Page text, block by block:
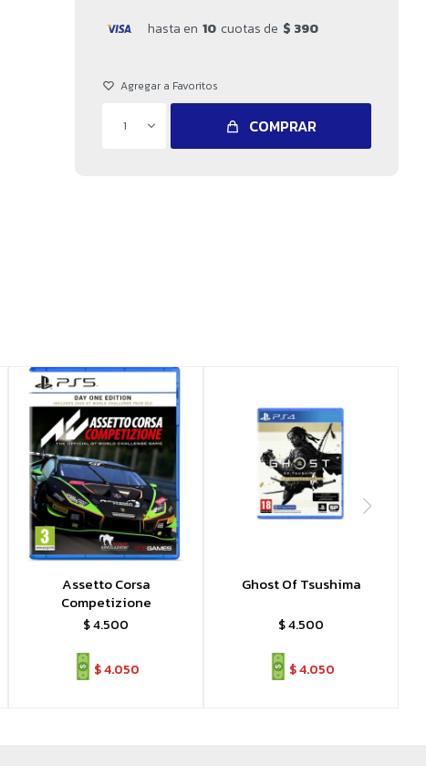
hasta en 10 cuotas de $ 390
1 COMPRAR
Assetto Corsa
Competizione
$4.500
$4.050
Ghost Of Tsushima
$4.500
$4.050